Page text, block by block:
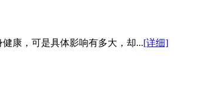
康，可是具体影响有多大，却...[详细]